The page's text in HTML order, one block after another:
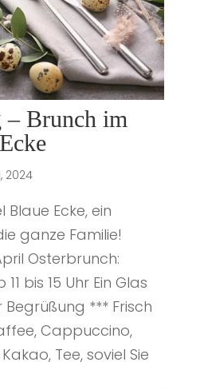
– Brunch im
2024
Ecke, ein
ganze Familie!
Osterbrunch:
bis 15 Uhr Ein Glas
*** Frisch
Cappuccino,
Tee, soviel Sie